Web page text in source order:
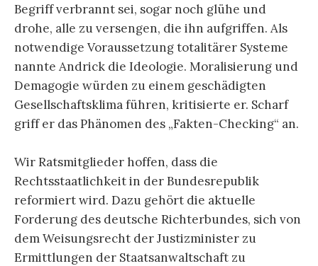
Begriff verbrannt sei, sogar noch glühe und
drohe, alle zu versengen, die ihn aufgriffen. Als
notwendige Voraussetzung totalitärer Systeme
nannte Andrick die Ideologie. Moralisierung und
Demagogie würden zu einem geschädigten
Gesellschaftsklima führen, kritisierte er. Scharf
griff er das Phänomen des „Fakten-Checking“ an.
Wir Ratsmitglieder hoffen, dass die
Rechtsstaatlichkeit in der Bundesrepublik
reformiert wird. Dazu gehört die aktuelle
Forderung des deutsche Richterbundes, sich von
dem Weisungsrecht der Justizminister zu
Ermittlungen der Staatsanwaltschaft zu